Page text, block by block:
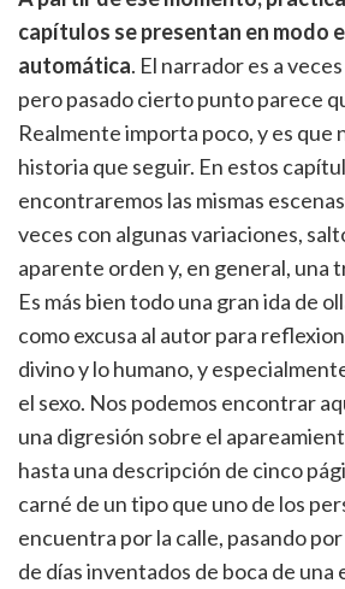
capítulos se presentan en modo
automática. El narrador es a
pero pasado cierto punto parece
Realmente importa poco, y es que
historia que seguir. En estos
encontraremos las mismas
veces con algunas variaciones,
aparente orden y, en general, una
Es más bien todo una gran ida de
como excusa al autor para
divino y lo humano, y
el sexo. Nos podemos encontrar
una digresión sobre el
hasta una descripción de cinco
carné de un tipo que uno de los
encuentra por la calle, pasando
de días inventados de boca de una